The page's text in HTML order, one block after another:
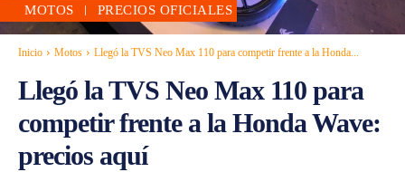
MOTOS PRECIOS OFICIALES
Inicio Motos Llegó la TVS Neo Max 110 para competir frente a la Honda...
Llegó la TVS Neo Max 110 para
competir frente a la Honda Wave:
precios aquí